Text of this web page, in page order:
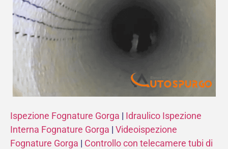
Ispezione Fognature Gorga | Idraulico Ispezione
Interna Fognature Gorga | Videoispezione
Fognature Gorga | Controllo con telecamere tubi di